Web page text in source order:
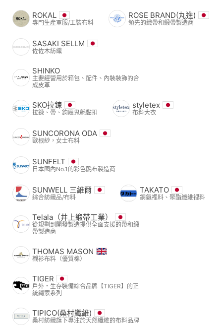
ROKAL
專門生產軍服/工裝布料
ROSE BRAND(丸進)
領先的織帶和緞帶製造商
SASAKI SELLM
佐佐木紡織
SHINKO
主要經營用於箱包、配件、內裝裝飾的合
成皮革
SKO拉鍊
拉鍊、帶、鉤魔鬼氈黏扣
styletex
布料大衣
SUNCORONA ODA
歐根紗，女士布料
SUNFELT
日本國內No.1的彩色氈布製造商
SUNWELL 三維爾
綜合紡織品/布料
TAKATO
銅氨裡料、聚酯纖維裡料
Telala（井上緞帶工業）
從規劃到開發製造提供全面支援的帶和緞
帶製造商
THOMAS MASON
襯衫布料（優質棉）
TIGER
戶外・生存裝備綜合品牌【TIGER】的正
統繩索系列
TIPICO(桑村纖維)
桑村紡織旗下專注於天然纖維的布料品牌